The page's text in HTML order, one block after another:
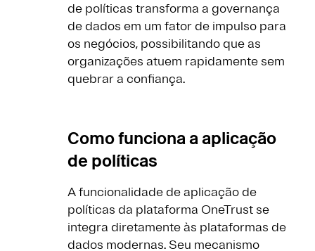
de políticas transforma a governança
de dados em um fator de impulso para
os negócios, possibilitando que as
organizações atuem rapidamente sem
quebrar a confiança.
Como funciona a aplicação
de políticas
A funcionalidade de aplicação de
políticas da plataforma OneTrust se
integra diretamente às plataformas de
dados modernas. Seu mecanismo